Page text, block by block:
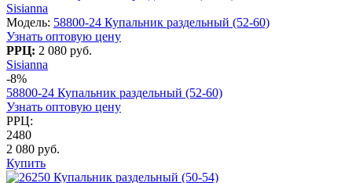
Sisianna
Модель: 58800-24 Купальник раздельный (52-60)
Узнать оптовую цену
РРЦ: 2 080 руб.
Sisianna
-8%
58800-24 Купальник раздельный (52-60)
Узнать оптовую цену
РРЦ:
2480
2 080 руб.
Купить